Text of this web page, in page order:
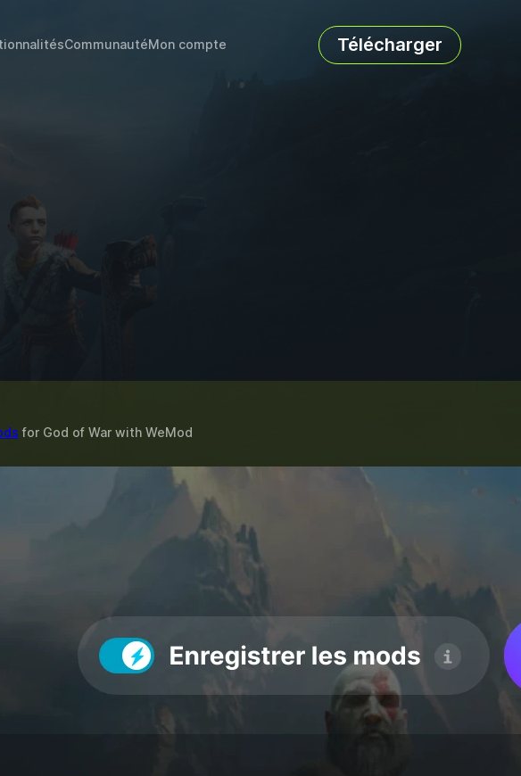
CommunautéMon compte Télécharger
for God of Warwith WeMod